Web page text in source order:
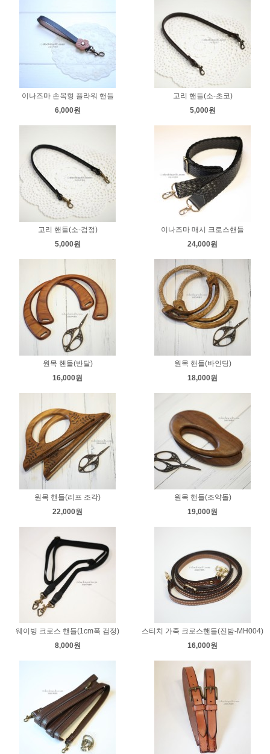
이나즈마 손목형 플라워 핸들
6,000원
고리 핸들(소-초코)
5,000원
고리 핸들(소-검정)
5,000원
이나즈마 매시 크로스핸들
24,000원
원목 핸들(반달)
16,000원
원목 핸들(바인딩)
18,000원
원목 핸들(리프 조각)
22,000원
원목 핸들(조약돌)
19,000원
웨이빙 크로스 핸들(1cm폭 검정)
8,000원
스티치 가죽 크로스핸들(진밤-MH004)
16,000원